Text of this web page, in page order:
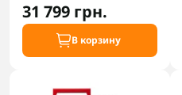
31 799 грн.
В корзину